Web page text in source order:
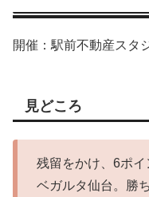
開催：駅前不動産スタ
見どころ
残留をかけ、6ポ
ベガルタ仙台。勝